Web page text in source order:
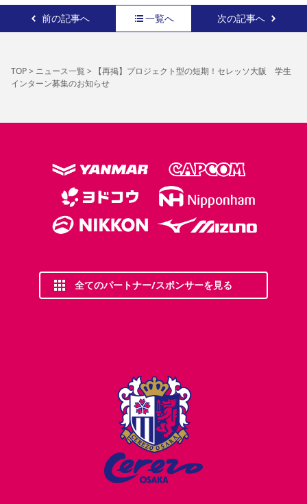
前の記事へ 一覧へ 次の記事へ
TOP> ニュース一覧>
【再掲】プロジェクト型の短期！セレッソ大阪 学生
インターン募集のお知らせ
全てのパートナー/スポンサーを見る